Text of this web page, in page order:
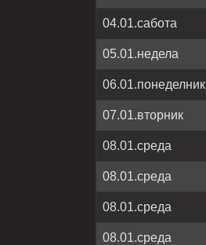
04.01.сабота
05.01.недела
06.01.понеделник
07.01.вторник
08.01.среда
08.01.среда
08.01.среда
08.01.среда